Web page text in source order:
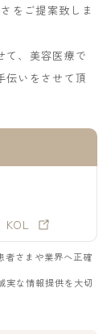
をご提案致しま
て、美容医療で
伝いをさせて頂
KOL
者さまや業界へ正確
実な情報提供を大切